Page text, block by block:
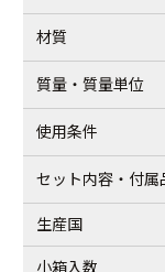
材質
質量・質量単位
使用条件
セット内容・付属
生産国
小箱入数